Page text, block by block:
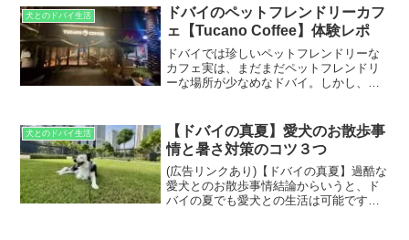
過ぎ頃、大きな衝突音と火花のような光
が空に広が...
犬とのドバイ生活
ドバイのペットフレンドリーカフ
ェ【Tucano Coffee】体験レポ
ドバイでは珍しいペットフレンドリーな
カフェ実は、まだまだペットフレンドリ
ーな場所が少なめなドバイ。しかし、先
しました！その名も【Tucano Coffee】。
今回は、...
犬とのドバイ生活
【ドバイの真夏】愛犬のお散歩事
情と暑さ対策のコツ３つ
(広告リンクあり)【ドバイの真夏】過酷な
愛犬とのお散歩事情結論からいうと、ド
バイの夏でも愛犬との生活は可能です